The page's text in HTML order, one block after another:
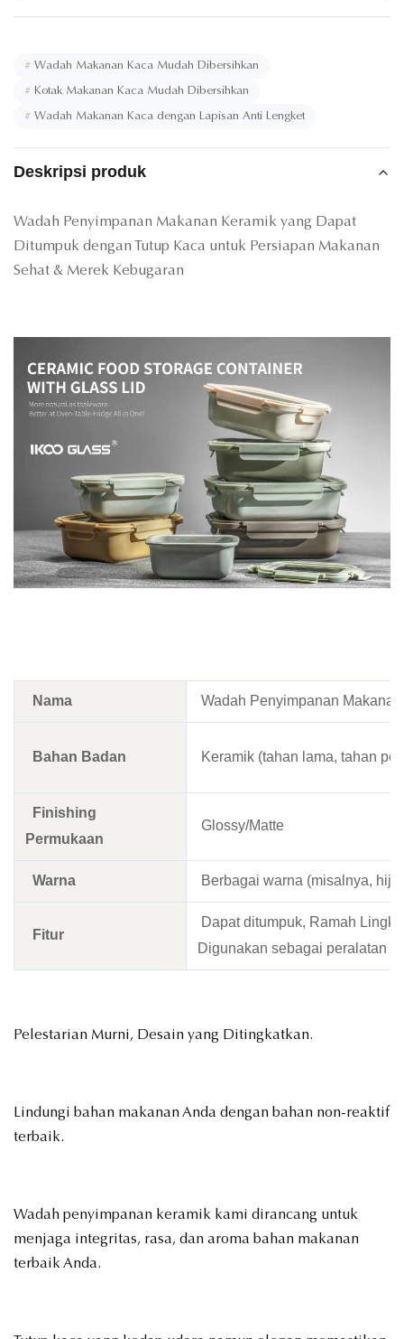
# Wadah Makanan Kaca Mudah Dibersihkan
# Kotak Makanan Kaca Mudah Dibersihkan
# Wadah Makanan Kaca dengan Lapisan Anti Lengket
Deskripsi produk
Wadah Penyimpanan Makanan Keramik yang Dapat
Ditumpuk dengan Tutup Kaca untuk Persiapan Makanan
Sehat & Merek Kebugaran
Nama Wadah Penyimpanan
Bahan Badan Keramik (tahan lama, tahan
Finishing
Permukaan
Glossy/Matte
Warna Berbagai warna (misalnya,
Fitur
Dapat ditumpuk, Ramah
Digunakan sebagai peralatan
Pelestarian Murni, Desain yang Ditingkatkan.
Lindungi bahan makanan Anda dengan bahan non-reaktif
terbaik.
Wadah penyimpanan keramik kami dirancang untuk
menjaga integritas, rasa, dan aroma bahan makanan
terbaik Anda.